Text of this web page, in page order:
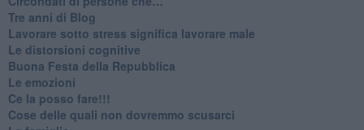
​Tre anni di Blog
​Lavorare sotto stress significa lavorare male
​Le distorsioni cognitive
​Buona Festa della Repubblica
Le emozioni
​Ce la posso fare!!!
​Cose delle quali non dovremmo scusarci